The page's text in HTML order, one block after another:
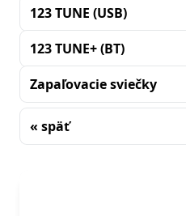
123 TUNE (USB)
123 TUNE+ (BT)
Zapaľovacie sviečky
« späť